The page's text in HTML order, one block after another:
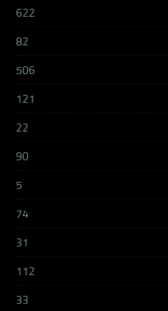
622
82
506
121
22
90
5
74
31
112
33